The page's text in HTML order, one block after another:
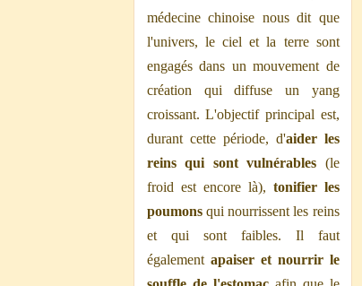
médecine chinoise nous dit que
l'univers, le ciel et la terre sont
engagés dans un mouvement de
création qui diffuse un yang
croissant. L'objectif principal est,
durant cette période, d'aider les
reins qui sont vulnérables (le
froid est encore là), tonifier les
poumonsqui nourrissent les reins
et qui sont faibles. Il faut
également apaiser et nourrir le